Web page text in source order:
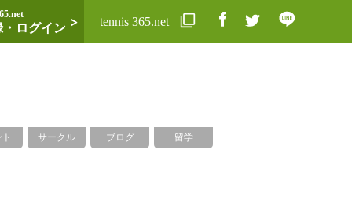
ログイン tennis 365.net
サークル ブログ 留学